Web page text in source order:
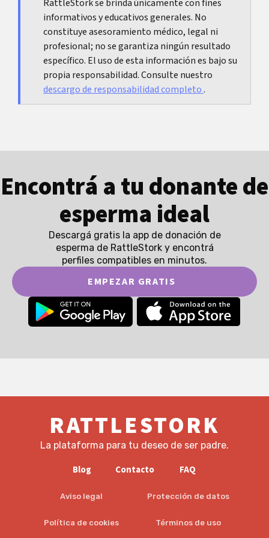
normas de protección de datos.
RattleStork se brinda únicamente con fines
informativos y educativos generales. No
constituye asesoramiento médico, legal ni
profesional; no se garantiza ningún resultado
específico. El uso de esta información es bajo su
propia responsabilidad. Consulte nuestro
descargo de responsabilidad completo.
Encontrá a tu donante de
esperma ideal
Descargá gratis la app de donación de
esperma de RattleStork y encontrá
perfiles compatibles en minutos.
EMPEZAR GRATIS
RATTLESTORK
La plataforma para tu deseo de ser padre.
Blog Contacto FAQ
Aviso legal Protección de datos
Política de cookies Términos de uso